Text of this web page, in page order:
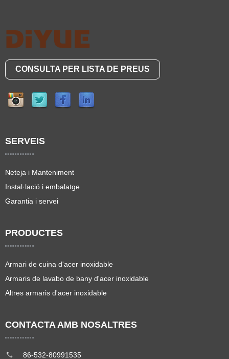
CONSULTA PER LISTA DE PREUS
SERVEIS
Neteja i Manteniment
Instal·lació i embalatge
Garantia i servei
PRODUCTES
Armari de cuina d'acer inoxidable
Armaris de lavabo de bany d'acer inoxidable
Altres armaris d'acer inoxidable
CONTACTA AMB NOSALTRES
86-532-80991535